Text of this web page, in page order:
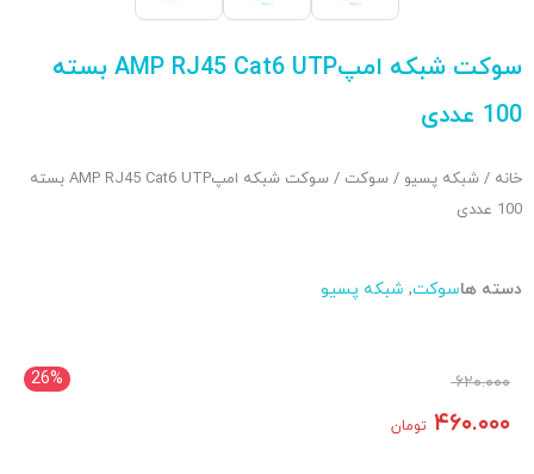
سوکت شبکه امپAMP RJ45 Cat6 UTP بسته
100 عددی
خانه / شبکه پسیو / سوکت
/ سوکت شبکه امپAMP RJ45 Cat6 UTP بسته
100 عددی
دسته هاسوکت, شبکه پسیو
26% ۶۲۰.۰۰۰
۴۶۰.۰۰۰ تومان